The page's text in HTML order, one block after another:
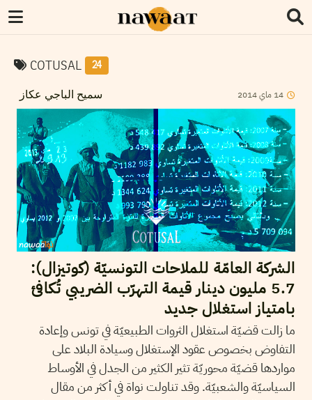
COTUSAL 24
سميح الباجي عكاز 14 ماي2014
الشركة العامّة للملاحات التونسيّة (كوتيزال):
5.7 مليون دينار قيمة التهرّب الضريبي تُكافئ
بامتياز استغلال جديد
ما زالت قضيّة استغلال الثروات الطبيعيّة في تونس وإعادة
التفاوض بخصوص عقود الإستغلال وسيادة البلاد على
مواردها قضيّة محوريّة تثير الكثير من الجدل في الأوساط
السياسيّة والشعبيّة. وقد تناولت نواة في أكثر من مقال